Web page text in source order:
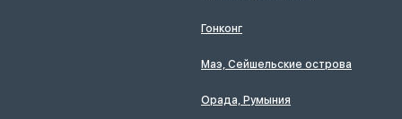
Гонконг
Маэ, Сейшельские острова
Орада, Румыния